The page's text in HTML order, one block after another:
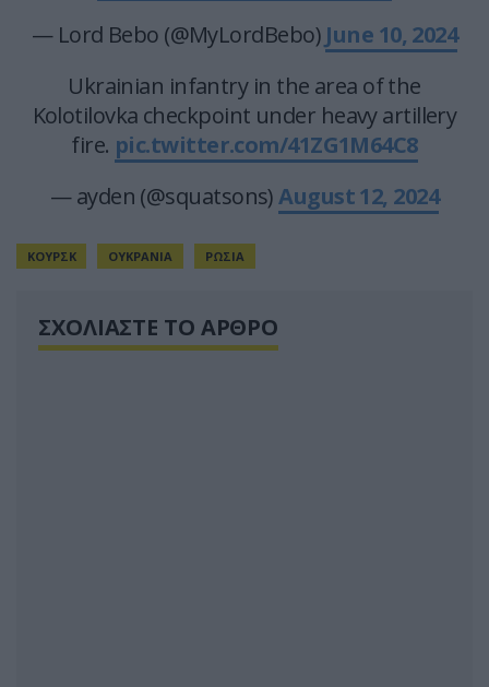
— Lord Bebo (@MyLordBebo) June 10, 2024
Ukrainian infantry in the area of ​​the
Kolotilovka checkpoint under heavy artillery
fire. pic.twitter.com/41ZG1M64C8
— ayden (@squatsons)August 12, 2024
ΚΟΥΡΣΚ ΟΥΚΡΑΝΙΑ ΡΩΣΙΑ
ΣΧΟΛΙΑΣΤΕ ΤΟ ΑΡΘΡΟ